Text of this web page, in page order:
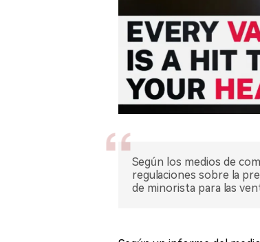
Según los medios de
regulaciones sobre la
de minorista para las